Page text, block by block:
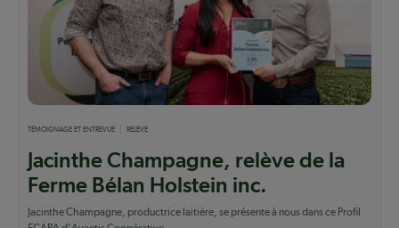
TÉMOIGNAGE ET ENTREVUE RELÈVE
Jacinthe Champagne, relève de la
Ferme Bélan Holstein inc.
Jacinthe Champagne, productrice laitière, se présente à nous dans ce Profil